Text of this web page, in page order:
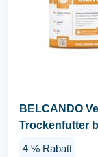
BELCANDO
Trockenfutter
4 % Rabatt